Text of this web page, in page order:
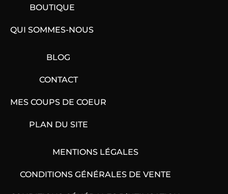
BOUTIQUE
QUI SOMMES-NOUS
BLOG
CONTACT
MES COUPS DE COEUR
PLAN DU SITE
MENTIONS LÉGALES
CONDITIONS GÉNÉRALES DE VENTE